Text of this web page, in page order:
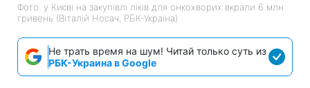
Фото: у Києві на закупівлі ліків для онкохворих вкрали 6 млн
гривень (Віталій Носач, РБК-Україна)
Не трать время на шум! Читай только суть из
РБК-Украина в Google